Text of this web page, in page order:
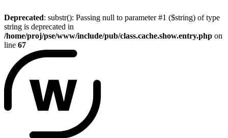
Deprecated: substr(): Passing null to parameter #1 ($string) of type
string is deprecated in
/home/proj/pse/www/include/pub/class.cache.show.entry.php on
line 67